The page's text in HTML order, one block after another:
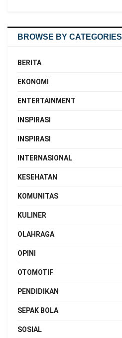
BROWSE BY CATEGORIES
BERITA
EKONOMI
ENTERTAINMENT
INSPIRASI
INSPIRASI
INTERNASIONAL
KESEHATAN
KOMUNITAS
KULINER
OLAHRAGA
OPINI
OTOMOTIF
PENDIDIKAN
SEPAK BOLA
SOSIAL